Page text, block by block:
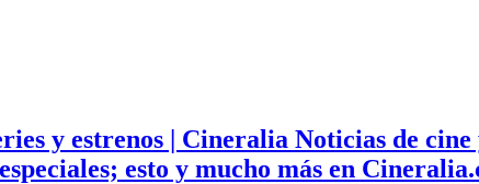
y estrenos | Cineralia Noticias de
esto y mucho más en